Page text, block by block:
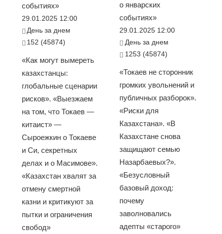
событиях»
29.01.2025 12:00
День за днем
152 (45874)
«Как могут вымереть
казахстанцы:
глобальные сценарии
рисков». «Выезжаем
на том, что Токаев —
китаист» —
Сыроежкин о Токаеве
и Си, секретных
делах и о Масимове».
«Казахстан хвалят за
отмену смертной
казни и критикуют за
пытки и ограничения
свобод»
о январских
событиях»
29.01.2025 12:00
День за днем
1253 (45874)
«Токаев не сторонник
громких увольнений и
публичных разборок».
«Риски для
Казахстана». «В
Казахстане снова
защищают семью
Назарбаевых?».
«Безусловный
базовый доход:
почему
заволновались
адепты «старого»